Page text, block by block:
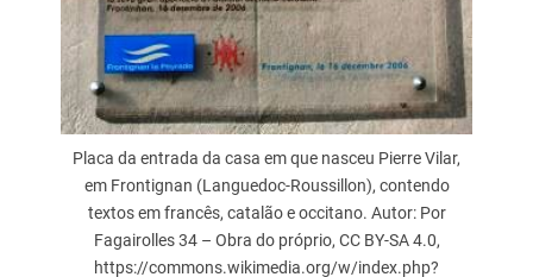
Placa da entrada da casa em que nasceu Pierre Vilar,
em Frontignan (Languedoc-Roussillon), contendo
textos em francês, catalão e occitano. Autor: Por
Fagairolles 34 – Obra do próprio, CC BY-SA 4.0,
https://commons.wikimedia.org/w/index.php?